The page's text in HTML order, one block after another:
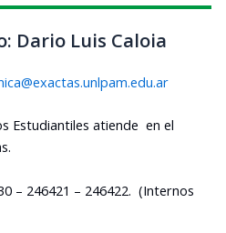
Dario Luis Caloia
Estudiantiles atiende en el
– 246421 – 246422. (Internos